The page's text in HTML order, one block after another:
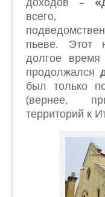
всего,
пьеве. Этот
долгое
продолжался
был только
(вернее,
территорий к